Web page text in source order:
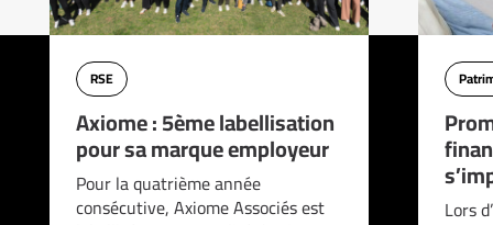
RSE
Axiome : 5ème labellisation
pour sa marque employeur
Pour la quatrième année
consécutive, Axiome Associés est Lors